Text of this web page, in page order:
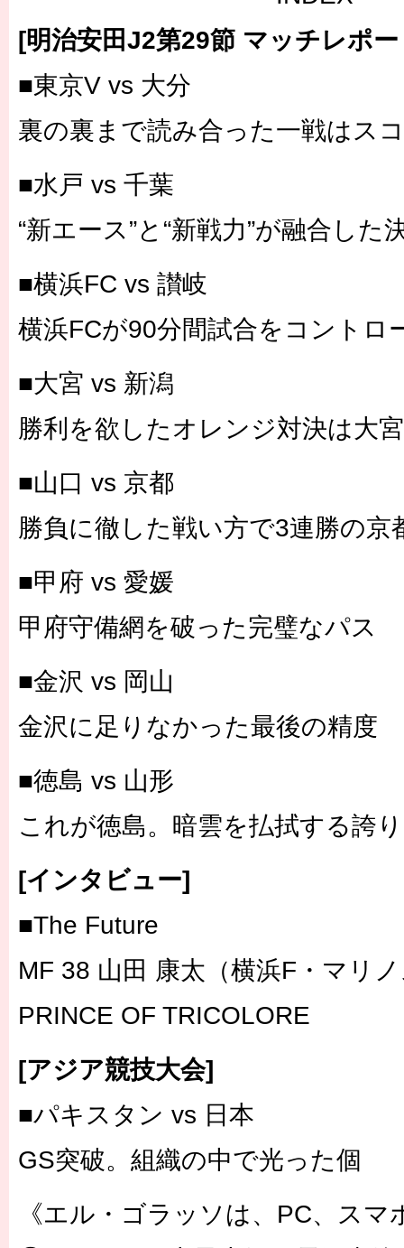
[明治安田J2第29節 マッチレポ
■東京V vs 大分
裏の裏まで読み合った一戦はス
■水戸 vs 千葉
“新エース”と“新戦力”が融合した
■横浜FC vs 讃岐
横浜FCが90分間試合をコントロ
■大宮 vs 新潟
勝利を欲したオレンジ対決は大
■山口 vs 京都
勝負に徹した戦い方で3連勝の京
■甲府 vs 愛媛
甲府守備網を破った完璧なパス
■金沢 vs 岡山
金沢に足りなかった最後の精度
■徳島 vs 山形
これが徳島。暗雲を払拭する誇
[インタビュー]
■The Future
MF 38 山田 康太（横浜F・マリ
PRINCE OF TRICOLORE
[アジア競技大会]
■パキスタン vs 日本
GS突破。組織の中で光った個
《エル・ゴラッソは、PC、スマ